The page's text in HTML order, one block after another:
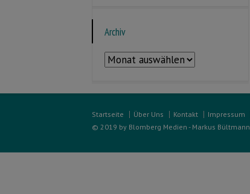
Archiv
Archiv
Startseite Über Uns Kontakt Impressum
© 2019 by Blomberg Medien - Markus Bültmann